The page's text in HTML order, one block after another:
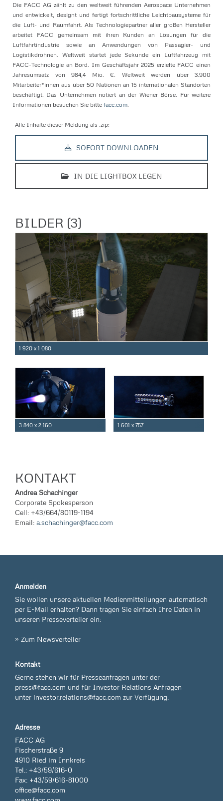
Die FACC AG zählt zu den weltweit führenden Aerospace Unternehmen
und entwickelt, designt und fertigt fortschrittliche Leichtbausysteme für
die Luft- und Raumfahrt. Als Technologiepartner aller großen Hersteller
arbeitet FACC gemeinsam mit ihren Kunden an Lösungen für die
Luftfahrtindustrie sowie an Anwendungen von Passagier- und
Logistikdrohnen. Weltweit startet jede Sekunde ein Luftfahrzeug mit
FACC-Technologie an Bord. Im Geschäftsjahr 2025 erzielte FACC einen
Jahresumsatz von 984,4 Mio. €. Weltweit werden über 3.900
Mitarbeiter*innen aus über 50 Nationen an 15 internationalen Standorten
beschäftigt. Das Unternehmen notiert an der Wiener Börse. Für weitere
Informationen besuchen Sie bitte facc.com
Alle Inhalte dieser Meldung als .zip:
SOFORT DOWNLOADEN
IN DIE LIGHTBOX LEGEN
BILDER (3)
1 920 x 1 080
3 840 x 2 160 1 601 x 757
KONTAKT
Andrea Schachinger
Corporate Spokesperson
Cell: +43/664/80119-1194
Email: a.schachinger@facc.com
Anmelden
Sie wollen unsere aktuellen Medienmitteilungen automatisch
per E-Mail erhalten? Dann tragen Sie einfach Ihre Daten in
unseren Presseverteiler ein:
» Zum Newsverteiler
Kontakt
Gerne stehen wir für Presseanfragen unter der
press@facc.com und für Investor Relations Anfragen
unter investor.relations@facc.com zur Verfügung.
Adresse
FACC AG
Fischerstraße 9
4910 Ried im Innkreis
Tel.: +43/59/616-0
Fax: +43/59/616-81000
office@facc.com